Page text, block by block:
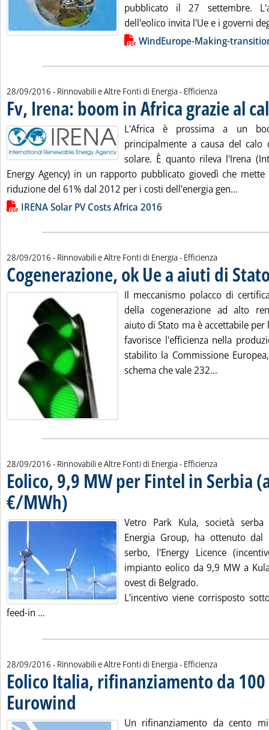
pubblicato il 27 settembre.
dell'eolico invita l'Ue e i governi
Lista allegati PDF alla notiziaWindEurope-Making-
28/09/2016 - Rinnovabili e Altre Fonti di Energia - Efficienza
Fv, Irena: boom in Africa grazie al
L'Africa è prossima a un
principalmente a causa del calo
solare. È quanto rileva l'Irena
Energy Agency) in un rapporto pubblicato giovedì che
riduzione del 61% dal 2012 per i costi dell'energia gen...
Lista allegati PDF alla notizia
IRENA Solar PV Costs Africa 2016
28/09/2016 - Rinnovabili e Altre Fonti di Energia - Efficienza
Cogenerazione, ok Ue a aiuti di
Il meccanismo polacco di
della cogenerazione ad alto
aiuto di Stato ma è accettabile
favorisce l'efficienza nella
stabilito la Commissione
schema che vale 232...
28/09/2016 - Rinnovabili e Altre Fonti di Energia - Efficienza
Eolico, 9,9 MW per Fintel in Serbia
€/MWh) . Pubblicata mercoledì 28 settembre 2016 alle 10.3.
Vetro Park Kula, società
Energia Group, ha ottenuto dal
serbo, l'Energy Licence
impianto eolico da 9,9 MW a
ovest di Belgrado.
L'incentivo viene corrisposto
feed-in ...
28/09/2016 - Rinnovabili e Altre Fonti di Energia - Efficienza
Eolico Italia, rifinanziamento da
Eurowind
Un rifinanziamento da cento